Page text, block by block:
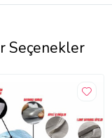
Seçenekler